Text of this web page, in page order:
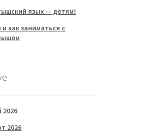
язык — детям!
и как заниматься с
2026
2026